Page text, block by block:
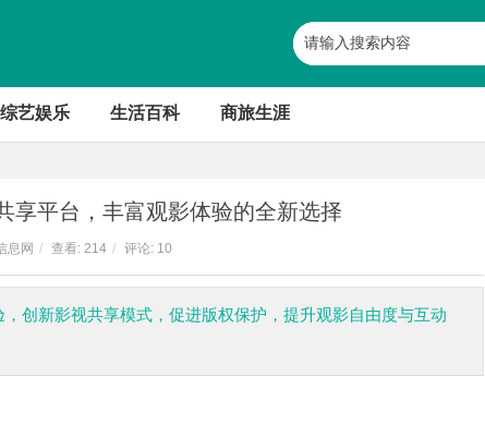
综艺娱乐 生活百科 商旅生涯
享平台，丰富观影体验的全新选择
息网 / 查看: 214 / 评论: 10
创新影视共享模式，促进版权保护，提升观影自由度与互动